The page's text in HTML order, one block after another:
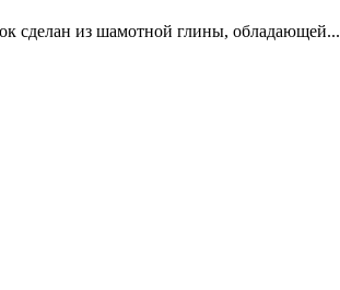
сделан из шамотной глины, обладающей...